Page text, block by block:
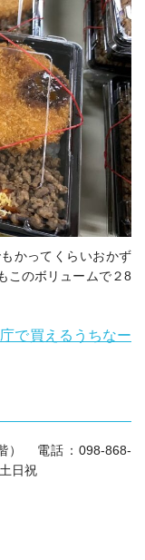
かってくらいおかず
このボリュームで２8
で買えるうちなー
） 電話：098-868-
日祝